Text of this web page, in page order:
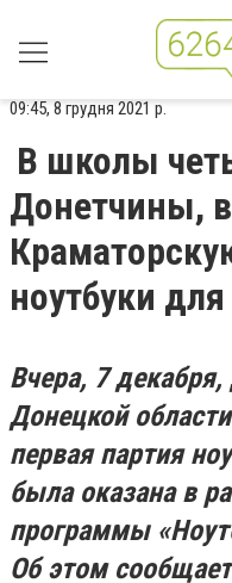
09:45, 8 грудня 2021 р.
В школы
Донетчины,
ноутбуки
Вчера, 7
Донецкой
первая партия
была оказана в
программы
Об этом